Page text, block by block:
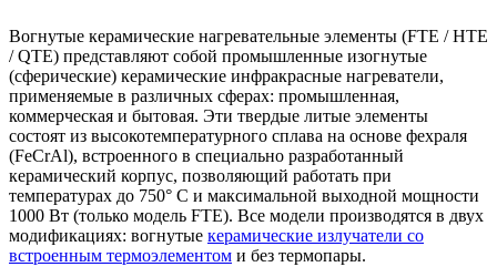
Вогнутые керамические нагревательные элементы (FTE / HTE
/ QTE) представляют собой промышленные изогнутые
(сферические) керамические инфракрасные нагреватели,
применяемые в различных сферах: промышленная,
коммерческая и бытовая. Эти твердые литые элементы
состоят из высокотемпературного сплава на основе фехраля
(FeCrAl), встроенного в специально разработанный
керамический корпус, позволяющий работать при
температурах до 750° C и максимальной выходной мощности
1000 Вт (только модель FTE). Все модели производятся в двух
модификациях: вогнутые керамические излучатели со
встроенным термоэлементом и без термопары.